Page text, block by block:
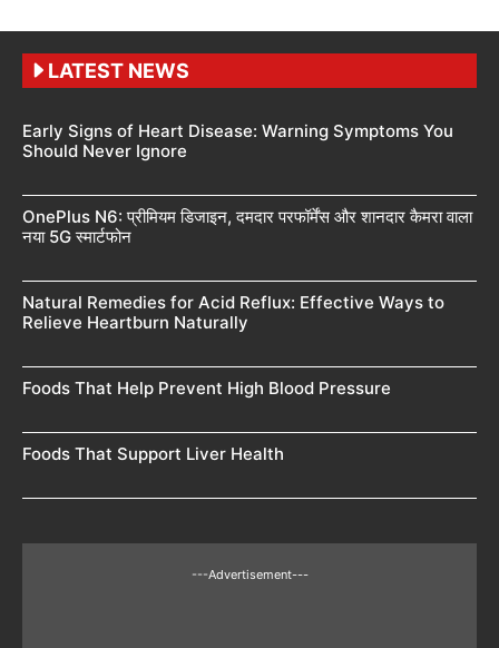
LATEST NEWS
Early Signs of Heart Disease: Warning Symptoms You
Should Never Ignore
OnePlus N6: प्रीमियम डिजाइन, दमदार परफॉर्मेंस और शानदार कैमरा वाला
नया 5G स्मार्टफोन
Natural Remedies for Acid Reflux: Effective Ways to
Relieve Heartburn Naturally
Foods That Help Prevent High Blood Pressure
Foods That Support Liver Health
---Advertisement---